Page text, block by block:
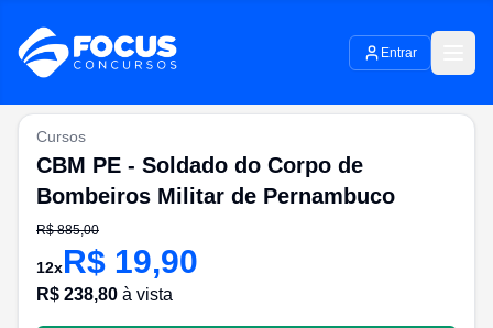
Entrar
Cursos
CBM PE - Soldado do Corpo de
Bombeiros Militar de Pernambuco
R$885,00
12xR$ 19,90
R$ 238,80 à vista